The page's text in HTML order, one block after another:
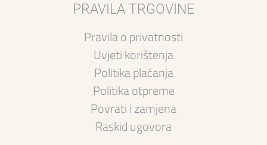
PRAVILA TRGOVINE
Pravila o privatnosti
Uvjeti korištenja
Politika plaćanja
Politika otpreme
Povrati i zamjena
Raskid ugovora